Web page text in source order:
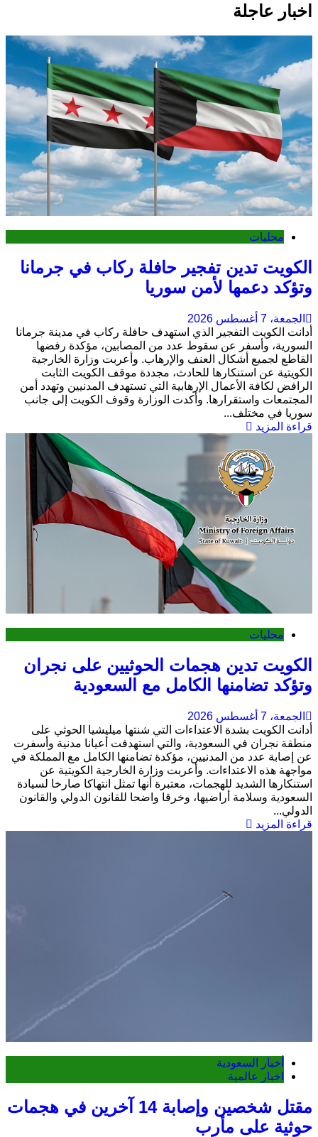
اخبار عاجلة
محليات
الكويت تدين تفجير حافلة ركاب في جرمانا
وتؤكد دعمها لأمن سوريا
الجمعة، 7 أغسطس 2026
أدانت الكويت التفجير الذي استهدف حافلة ركاب في مدينة جرمانا
السورية، وأسفر عن سقوط عدد من المصابين، مؤكدة رفضها
القاطع لجميع أشكال العنف والإرهاب. وأعربت وزارة الخارجية
الكويتية عن استنكارها للحادث، مجددة موقف الكويت الثابت
الرافض لكافة الأعمال الإرهابية التي تستهدف المدنيين وتهدد أمن
المجتمعات واستقرارها. وأكدت الوزارة وقوف الكويت إلى جانب
سوريا في مختلف...
قراءة المزيد
محليات
الكويت تدين هجمات الحوثيين على نجران
وتؤكد تضامنها الكامل مع السعودية
الجمعة، 7 أغسطس 2026
أدانت الكويت بشدة الاعتداءات التي شنتها ميليشيا الحوثي على
منطقة نجران في السعودية، والتي استهدفت أعيانا مدنية وأسفرت
عن إصابة عدد من المدنيين، مؤكدة تضامنها الكامل مع المملكة في
مواجهة هذه الاعتداءات. وأعربت وزارة الخارجية الكويتية عن
استنكارها الشديد للهجمات، معتبرة أنها تمثل انتهاكا صارخا لسيادة
السعودية وسلامة أراضيها، وخرقا واضحا للقانون الدولي والقانون
الدولي...
قراءة المزيد
أخبار السعودية
اخبار عالمية
مقتل شخصين وإصابة 14 آخرين في هجمات
حوثية على مأرب